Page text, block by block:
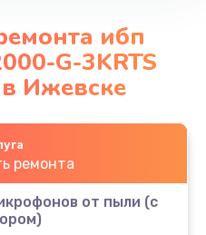
ибп
G-3KRTS
Ижевске
ремонта
от пыли (с